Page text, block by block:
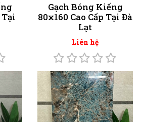
Tại
Gạch Bóng Kiếng
80x160 Cao Cấp Tại Đà
Lạt
Liên hệ